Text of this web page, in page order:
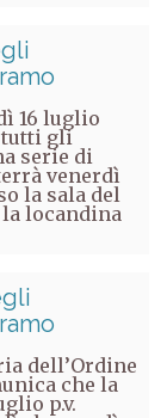
16 luglio
tutti gli
serie di
venerdì
la sala del
la locandina
dell’Ordine
che la
p.v.